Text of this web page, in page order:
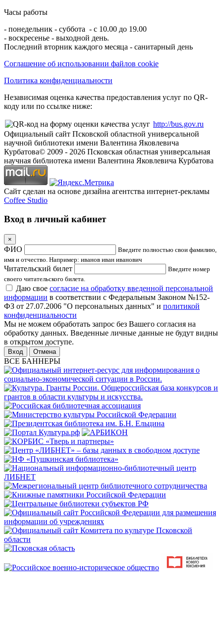
Часы работы
- понедельник - суббота - с 10.00 до 19.00
- воскресенье - выходной день.
Последний вторник каждого месяца - санитарный день
Соглашение об использовании файлов cookie
Политика конфиденциальности
Независимая оценка качества предоставления услуг по QR-
коду или по ссылке ниже:
http://bus.gov.ru
Официальный сайт Псковской областной универсальной
научной библиотеки имени Валентина Яковлевича
Курбатова© 2009 - 2026 Псковская областная универсальная
научная библиотека имени Валентина Яковлевича Курбатова
Сайт сделан на основе дизайна агентства интернет-рекламы
Coffee Studio
Вход в личный кабинет
×
ФИО
Введите полностью свои фамилию,
имя и отчество. Например: иванов иван иванович
Читательский билет
Введите номер
своего читательского билета.
Даю свое согласие на обработку введенной персональной
информации в соответствии с Федеральным Законом №152-
ФЗ от 27.07.2006 "О персональных данных" и политикой
конфиденциальности
Мы не можем обработать запрос без Вашего согласия на
обработку данных. Введенные личные данные не будут видны
в открытом доступе.
Отмена
ВСЕ БАННЕРЫ